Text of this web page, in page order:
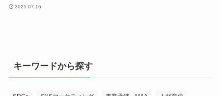
2025.07.16
キーワードから探す